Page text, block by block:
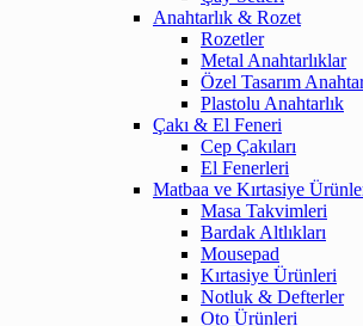
Anahtarlık & Rozet
Rozetler
Metal Anahtarlıklar
Özel Tasarım
Plastolu Anahtarlık
Çakı & El Feneri
Cep Çakıları
El Fenerleri
Matbaa ve Kırtasiye
Masa Takvimleri
Bardak Altlıkları
Mousepad
Kırtasiye Ürünleri
Notluk & Defterler
Oto Ürünleri